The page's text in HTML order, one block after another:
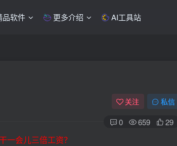
品软件 更多介绍 AI工具站
关注 私信
0 659 29
一会儿三倍工资？